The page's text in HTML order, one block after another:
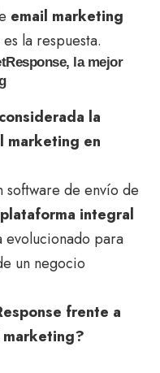
email marketing
es la respuesta.
la mejor
la
marketing en
software de envío de
integral
evolucionado para
un negocio
frente a